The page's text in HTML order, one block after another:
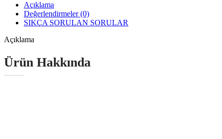
Açıklama
Değerlendirmeler (0)
SIKÇA SORULAN SORULAR
Açıklama
Ürün Hakkında